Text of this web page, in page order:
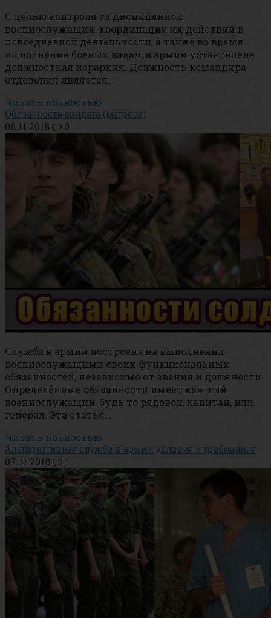
С целью контроля за дисциплиной
военнослужащих, координации их действий в
повседневной деятельности, а также во время
выполнения боевых задач, в армии установлена
должностная иерархия. Должность командира
отделения является…
Читать полностью
Обязанности солдата (матроса)
08.11.2018 0
Служба в армии построена на выполнении
военнослужащими своих функциональных
обязанностей, независимо от звания и должности.
Определённые обязанности имеет каждый
военнослужащий, будь то рядовой, капитан, или
генерал. Эта статья…
Читать полностью
Альтернативная служба в армии: условия и требования
07.11.2018 1